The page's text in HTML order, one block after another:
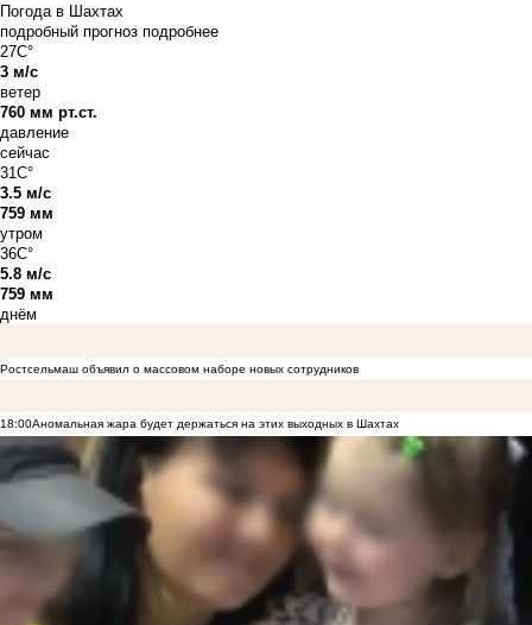
Погода в Шахтах
подробный прогноз подробнее
27C°
3 м/с
ветер
760 мм рт.ст.
давление
сейчас
31C°
3.5 м/с
759 мм
утром
36C°
5.8 м/с
759 мм
днём
Ростсельмаш объявил о массовом наборе новых сотрудников
18:00Аномальная жара будет держаться на этих выходных в Шахтах